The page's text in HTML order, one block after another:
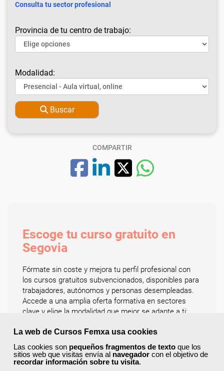
La web de Cursos Femxa usa cookies
Las cookies son pequeños fragmentos de texto que los
sitios web que visitas envía al navegador con el objetivo de
recordar información sobre tu visita.
Consulta tu sector profesional
Provincia de tu centro de trabajo:
Modalidad:
Buscar
COMPARTIR
Escoge tu curso gratuito en
Segovia
Fórmate sin coste y mejora tu perfil profesional con
los cursos gratuitos subvencionados, disponibles para
trabajadores, autónomos y personas desempleadas.
Accede a una amplia oferta formativa en sectores
clave y elige la modalidad que mejor se adapte a ti:
Los cursos abarcan múltiples áreas profesionales:
ofimática, marketing digital, idiomas, recursos
humanos, atención al cliente, logística, sanidad,